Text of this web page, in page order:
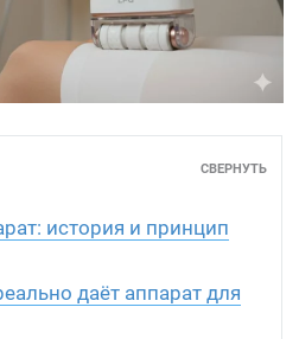
СВЕРНУТЬ
история и принцип
даёт аппарат для